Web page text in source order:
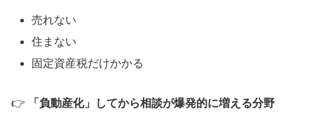
売れない
住まない
固定資産税だけかかる
👉 「負動産化」してから相談が爆発的に増える分野